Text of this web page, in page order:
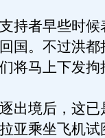
者早些时候
国。不过洪都
将马上下发拘
境后，这已
亚乘坐飞机试